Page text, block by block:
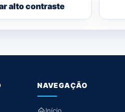
alto contraste
NAVEGAÇÃO